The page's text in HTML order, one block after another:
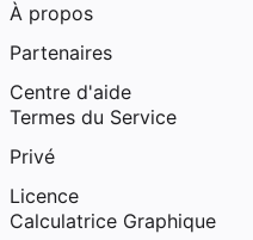
À propos
Partenaires
Centre d'aide
Termes du Service
Privé
Licence
Calculatrice Graphique